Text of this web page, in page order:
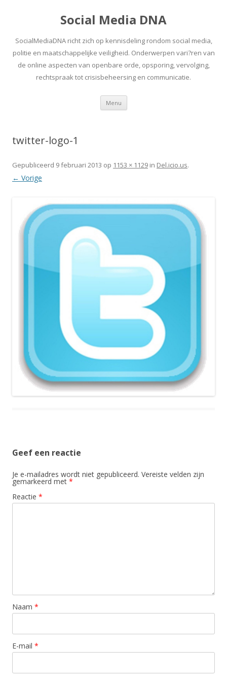
Social Media DNA
SocialMediaDNA richt zich op kennisdeling rondom social media,
politie en maatschappelijke veiligheid. Onderwerpen vari?ren van
de online aspecten van openbare orde, opsporing, vervolging,
rechtspraak tot crisisbeheersing en communicatie.
Menu Spring
inhoud
twitter-logo-1
Gepubliceerd 9 februari 2013 op 1153 × 1129 in Del.icio.us.
← Vorige
Geef een reactie
Je e-mailadres wordt niet gepubliceerd. Vereiste velden zijn
gemarkeerd met *
Reactie *
Naam *
E-mail *